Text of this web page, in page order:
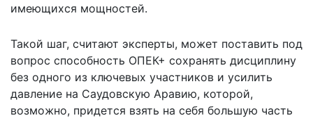
имеющихся мощностей.
Такой шаг, считают эксперты, может поставить под
вопрос способность ОПЕК+ сохранять дисциплину
без одного из ключевых участников и усилить
давление на Саудовскую Аравию, которой,
возможно, придется взять на себя большую часть